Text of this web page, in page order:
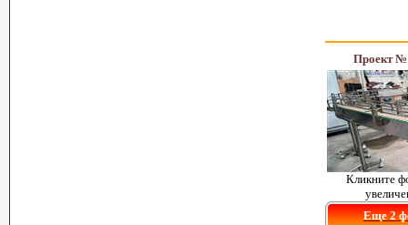
Проект №
Кликните
Еще 2